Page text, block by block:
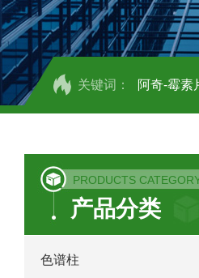
关键词： 阿奇-霉素
菟丝子 柠
PRODUCTS
产品分类
色谱柱